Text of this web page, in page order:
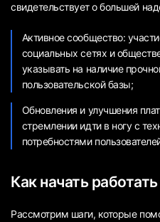
свидетельствует о большей
Активное сообщество:
социальных сетях и
указывать на наличие
пользовательской базы;
Обновления и улучшения
стремлении идти в ногу с
потребностями
Как начать
Рассмотрим шаги, которые